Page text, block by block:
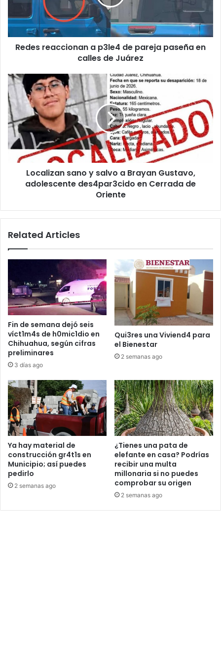
pareja
paseña
en
calles
Redes reaccionan a p3le4 de pareja paseña en
calles de Juárez
Localizan
sano
y
salvo
a
Brayan
Gustavo,
adolescente
des4par3cido
Cerrada
Localizan sano y salvo a Brayan Gustavo,
adolescente des4par3cido en Cerrada de
Oriente
Related Articles
Fin de semana dejó seis
víct1m4s de h0mic1dio en
Chihuahua, según cifras
preliminares
3 días ago
Qui3res una Viviend4 para
el Bienestar
2 semanas ago
Ya hay material de
construcción gr4t1s en
Municipio; así puedes
pedirlo
2 semanas ago
¿Tienes una pata de
elefante en casa? Podrías
recibir una multa
millonaria si no puedes
comprobar su origen
2 semanas ago